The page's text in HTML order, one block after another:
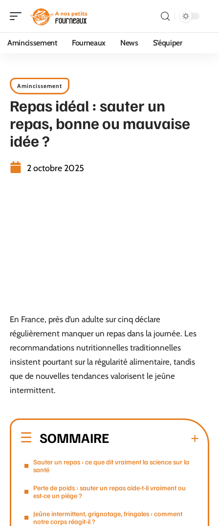
Amincissement Fourneaux News S’équiper
Amincissement
Repas idéal : sauter un
repas, bonne ou mauvaise
idée ?
2 octobre 2025
En France, près d’un adulte sur cinq déclare
régulièrement manquer un repas dans la journée. Les
recommandations nutritionnelles traditionnelles
insistent pourtant sur la régularité alimentaire, tandis
que de nouvelles tendances valorisent le jeûne
intermittent.
SOMMAIRE
Sauter un repas : ce que dit vraiment la science sur la
santé
Perte de poids : sauter un repas aide-t-il vraiment ou
est-ce un piège ?
Jeûne intermittent, grignotage, fringales : comment
notre corps réagit-il ?